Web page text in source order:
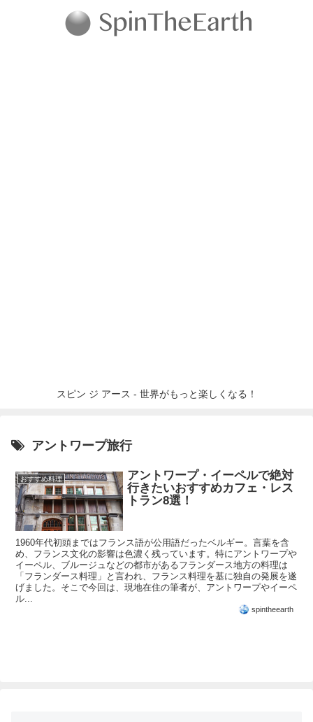
スピン ジ アース - 世界がもっと楽しくなる！
アントワープ旅行
おすすめ料理
アントワープ・イーペルで絶対
行きたいおすすめカフェ・レス
トラン8選！
1960年代初頭まではフランス語が公用語だったベルギー。言葉を含
め、フランス文化の影響は色濃く残っています。特にアントワープや
イーペル、ブルージュなどの都市があるフランダース地方の料理は
「フランダース料理」と言われ、フランス料理を基に独自の発展を遂
げました。そこで今回は、現地在住の筆者が、アントワープやイーペ
ル...
spintheearth